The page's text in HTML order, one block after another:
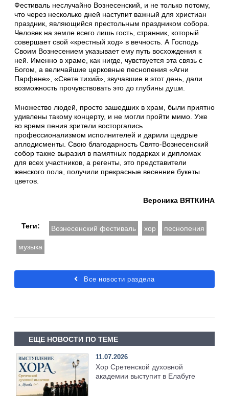
Фестиваль неслучайно Вознесенский, и не только потому,
что через несколько дней наступит важный для христиан
праздник, являющийся престольным праздником собора.
Человек на земле всего лишь гость, странник, который
совершает свой «крестный ход» в вечность. А Господь
Своим Вознесением указывает ему путь восхождения к
ней. Именно в храме, как нигде, чувствуется эта связь с
Богом, а величайшие церковные песнопения «Агни
Парфене», «Свете тихий», звучавшие в этот день, дали
возможность прочувствовать это до глубины души.
Множество людей, просто зашедших в храм, были приятно
удивлены такому концерту, и не могли пройти мимо. Уже
во время пения зрители восторгались
профессионализмом исполнителей и дарили щедрые
аплодисменты. Свою благодарность Свято-Вознесенский
собор также выразил в памятных подарках и дипломах
для всех участников, а регенты, это представители
женского пола, получили прекрасные весенние букеты
цветов.
Вероника ВЯТКИНА
Теги: Вознесенский фестиваль хор песнопения
музыка
Все новости раздела
ЕЩЕ НОВОСТИ ПО ТЕМЕ
11.07.2026
Хор Сретенской духовной
академии выступит в Елабуге